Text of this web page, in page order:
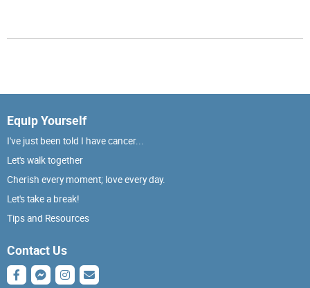
Equip Yourself
I've just been told I have cancer...
Let's walk together
Cherish every moment; love every day.
Let's take a break!
Tips and Resources
Contact Us